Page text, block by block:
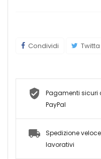
Condividi Twitta
Pagamenti sicuri
PayPal
Spedizione
lavorativi